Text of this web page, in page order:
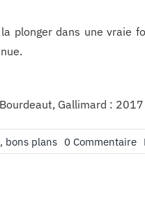
plonger dans une vraie
Gallimard :
bons plans 0 Commentaire